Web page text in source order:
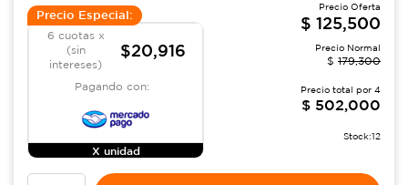
Precio Especial:
6 cuotas x
(sin
intereses)
$20,916
Pagando con:
X unidad
Precio Oferta
$ 125,500
Precio Normal
$ 179,300
Precio total por 4
$ 502,000
Stock:12